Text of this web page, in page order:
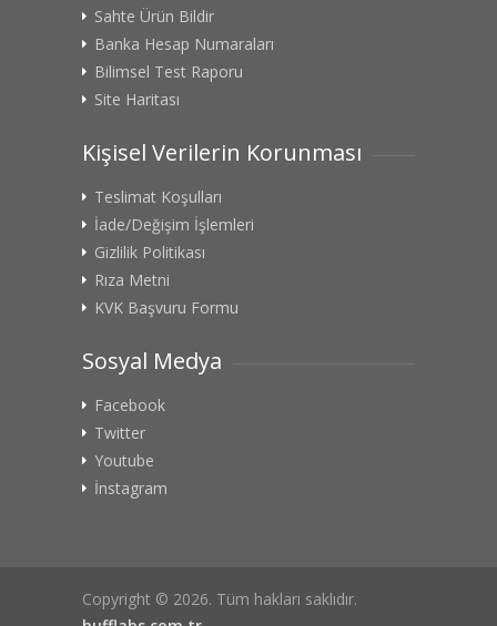
Sahte Ürün Bildir
Banka Hesap Numaraları
Bilimsel Test Raporu
Site Haritası
Kişisel Verilerin Korunması
Teslimat Koşulları
İade/Değişim İşlemleri
Gizlilik Politikası
Rıza Metni
KVK Başvuru Formu
Sosyal Medya
Facebook
Twitter
Youtube
İnstagram
Copyright © 2026. Tüm hakları saklıdır.